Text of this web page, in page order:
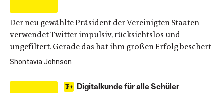
Der neu gewählte Präsident der Vereinigten Staaten
verwendet Twitter impulsiv, rücksichtslos und
ungefiltert. Gerade das hat ihm großen Erfolg beschert
Shontavia Johnson
Digitalkunde für alle Schüler